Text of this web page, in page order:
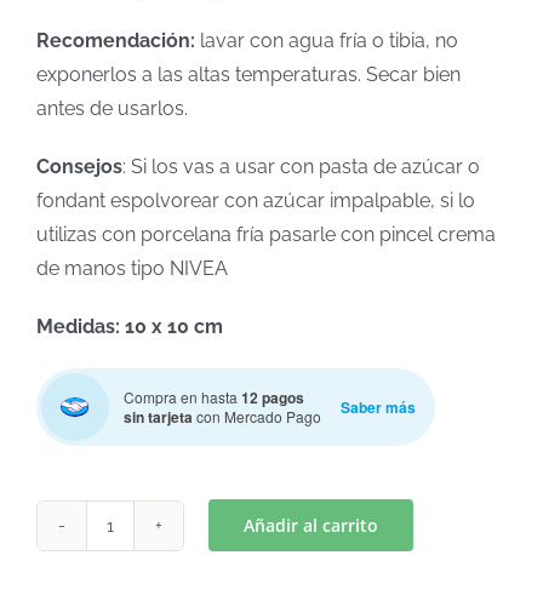
Recomendación: lavar con agua fría o tibia, no
exponerlos a las altas temperaturas. Secar bien
antes de usarlos.
Consejos: Si los vas a usar con pasta de azúcar o
fondant espolvorear con azúcar impalpable, si lo
utilizas con porcelana fría pasarle con pincel crema
de manos tipo NIVEA
Medidas: 10 x 10 cm
Compra en hasta 12 pagos
sin tarjeta con Mercado Pago Saber más
STENCIL
Añadir al carrito